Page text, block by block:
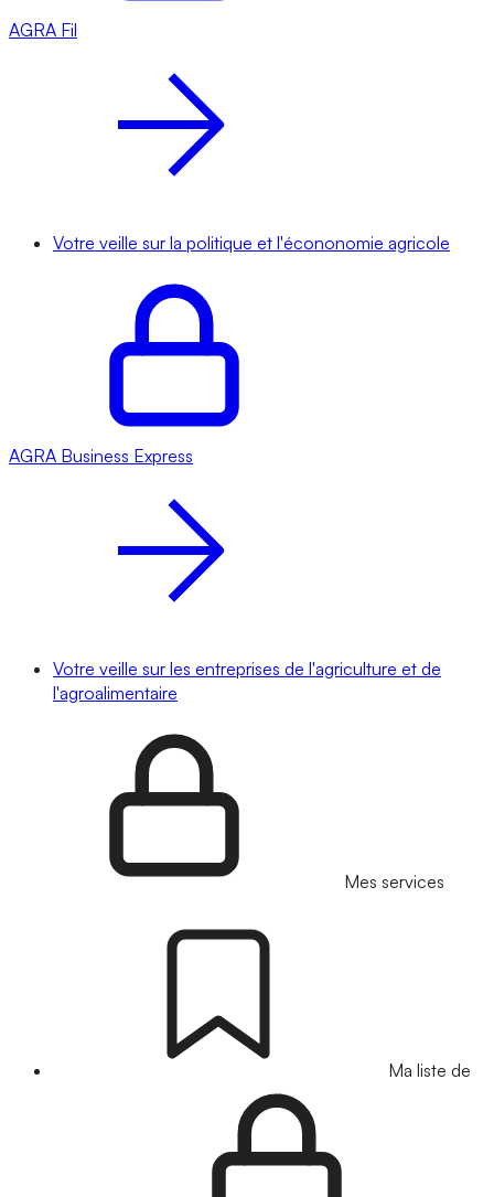
AGRA Fil
Votre veille sur la politique et l'écononomie agricole
AGRA Business Express
Votre veille sur les entreprises de l'agriculture et de
l'agroalimentaire
Mes services
Ma liste de